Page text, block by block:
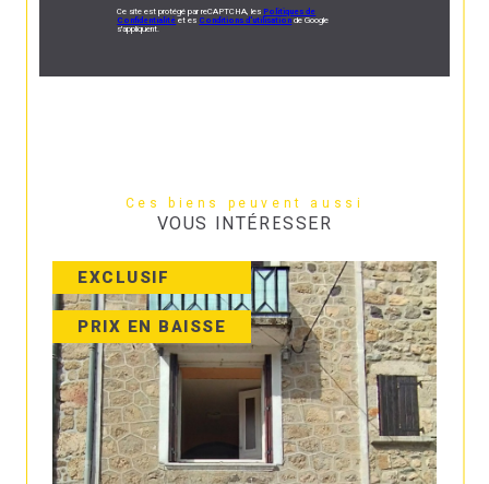
Ce site est protégé par reCAPTCHA, les Politiques de
Confidentialitéet es Conditions d'utilisationde Google
s'appliquent.
Ces biens peuvent aussi
VOUS INTÉRESSER
EXCLUSIF
PRIX EN BAISSE